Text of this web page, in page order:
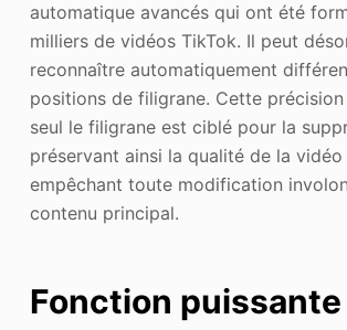
automatique avancés qui ont été
milliers de vidéos TikTok. Il peut
reconnaître automatiquement
positions de filigrane. Cette
seul le filigrane est ciblé pour la
préservant ainsi la qualité de la
empêchant toute modification
contenu principal.
Fonction puissante